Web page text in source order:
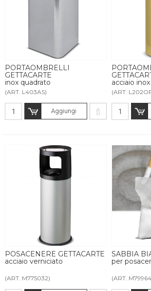
PORTAOMBRELLI
GETTACARTE
inox quadrato
(ART. L403AS)
Aggiungi
acciaio
(ART.
POSACENERE GETTACARTE
acciaio verniciato
(ART. M775032)
SABBIA
per
(ART.